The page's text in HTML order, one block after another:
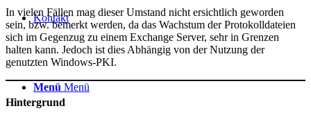
Kontakt
Menü Menü
In vielen Fällen mag dieser Umstand nicht ersichtlich geworden
sein, bzw. bemerkt werden, da das Wachstum der Protokolldateien
sich im Gegenzug zu einem Exchange Server, sehr in Grenzen
halten kann. Jedoch ist dies Abhängig von der Nutzung der
genutzten Windows-PKI.
Hintergrund